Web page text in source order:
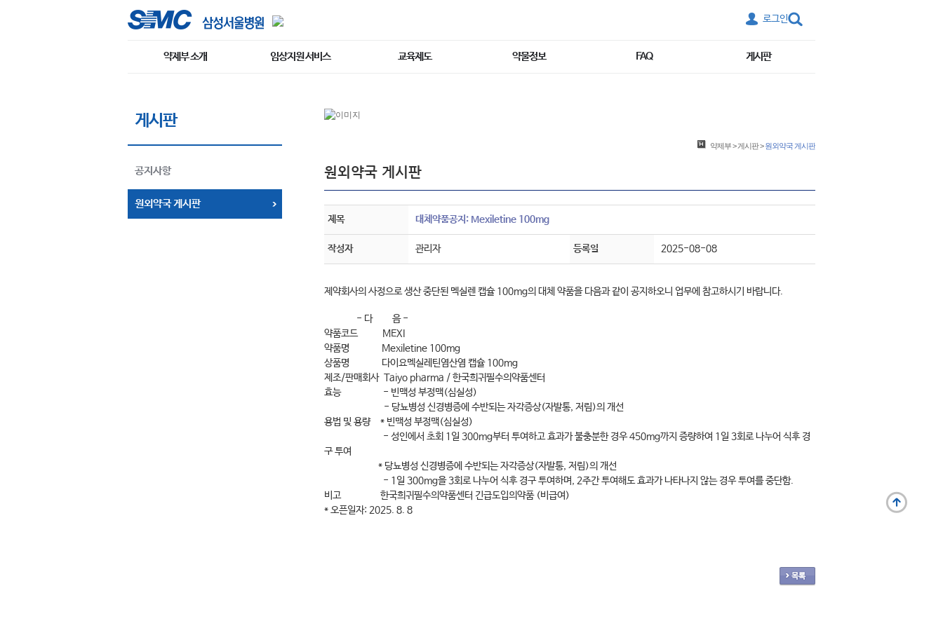
로그인
약제부 소개 임상지원 서비스 교육제도 약물정보 FAQ 게시판
게시판
공지사항
원외약국 게시판
약제부>게시판>원외약국 게시판
원외약국 게시판
제목 대체약품공지: Mexiletine 100mg
작성자 관리자 등록일 2025-08-08
제약회사의 사정으로 생산 중단된 멕실렌 캡슐 100mg의 대체 약품을 다음과 같이 공지하오니 업무에 참고하시기 바랍니다.
- 다 음 -
약품코드 MEXI
약품명 Mexiletine 100mg
상품명 다이요멕실레틴염산염 캡슐 100mg
제조/판매회사 Taiyo pharma / 한국희귀필수의약품센터
효능 - 빈맥성 부정맥(심실성)
- 당뇨병성 신경병증에 수반되는 자각증상(자발통, 저림)의 개선
용법 및 용량 * 빈맥성 부정맥(심실성)
- 성인에서 초회 1일 300mg부터 투여하고 효과가 불충분한 경우 450mg까지 증량하여 1일 3회로 나누어 식후 경
구 투여
* 당뇨병성 신경병증에 수반되는 자각증상(자발통, 저림)의 개선
- 1일 300mg을 3회로 나누어 식후 경구 투여하며, 2주간 투여해도 효과가 나타나지 않는 경우 투여를 중단함.
비고 한국희귀필수의약품센터 긴급도입의약품 (비급여)
* 오픈일자: 2025. 8. 8